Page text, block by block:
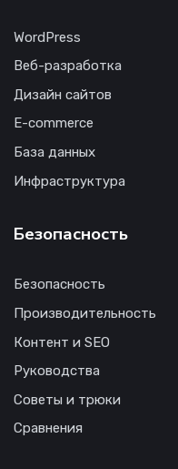
WordPress
Веб-разработка
Дизайн сайтов
E-commerce
База данных
Инфраструктура
Безопасность
Безопасность
Производительность
Контент и SEO
Руководства
Советы и трюки
Сравнения